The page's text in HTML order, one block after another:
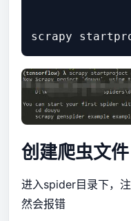
创建爬虫文件
进入spider目录下，
然会报错